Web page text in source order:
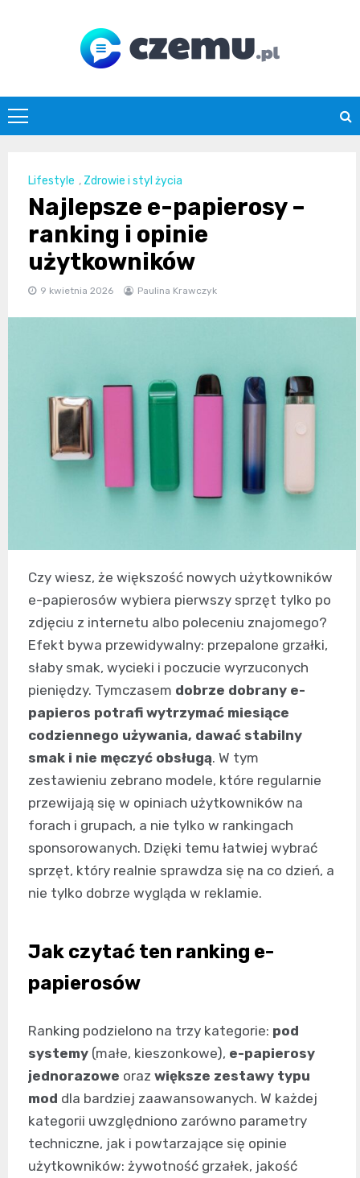
czemu.pl
Lifestyle , Zdrowie i styl życia
Najlepsze e-papierosy –
ranking i opinie
użytkowników
9 kwietnia 2026 Paulina Krawczyk
Czy wiesz, że większość nowych użytkowników
e-papierosów wybiera pierwszy sprzęt tylko po
zdjęciu z internetu albo poleceniu znajomego?
Efekt bywa przewidywalny: przepalone grzałki,
słaby smak, wycieki i poczucie wyrzuconych
pieniędzy. Tymczasem dobrze dobrany e-
papieros potrafi wytrzymać miesiące
codziennego używania, dawać stabilny
smak i nie męczyć obsługą. W tym
zestawieniu zebrano modele, które regularnie
przewijają się w opiniach użytkowników na
forach i grupach, a nie tylko w rankingach
sponsorowanych. Dzięki temu łatwiej wybrać
sprzęt, który realnie sprawdza się na co dzień, a
nie tylko dobrze wygląda w reklamie.
Jak czytać ten ranking e-
papierosów
Ranking podzielono na trzy kategorie: pod
systemy (małe, kieszonkowe), e-papierosy
jednorazowe oraz większe zestawy typu
mod dla bardziej zaawansowanych. W każdej
kategorii uwzględniono zarówno parametry
techniczne, jak i powtarzające się opinie
użytkowników: żywotność grzałek, jakość